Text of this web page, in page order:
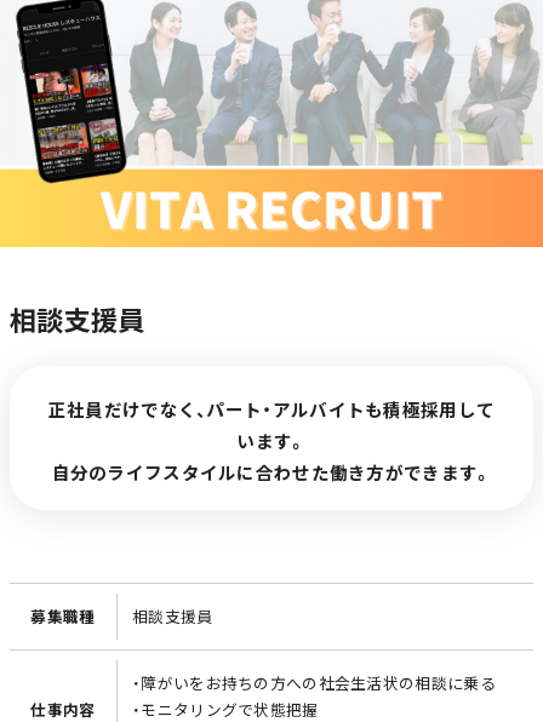
相談支援員
正社員だけでなく、パート・アルバイトも積極採用して
います。
自分のライフスタイルに合わせた働き方ができます。
募集職種 相談支援員
仕事内容
・障がいをお持ちの方への社会生活状の相談に乗る
・モニタリングで状態把握